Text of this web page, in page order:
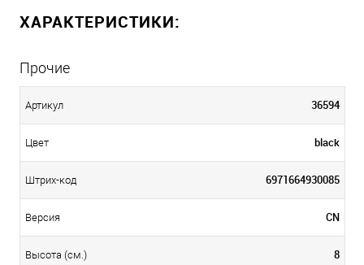
ХАРАКТЕРИСТИКИ:
Прочие
Артикул 36594
Цвет black
Штрих-код 6971664930085
Версия CN
Высота (см.) 8